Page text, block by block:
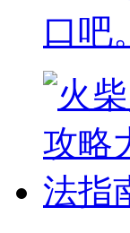
口吧。